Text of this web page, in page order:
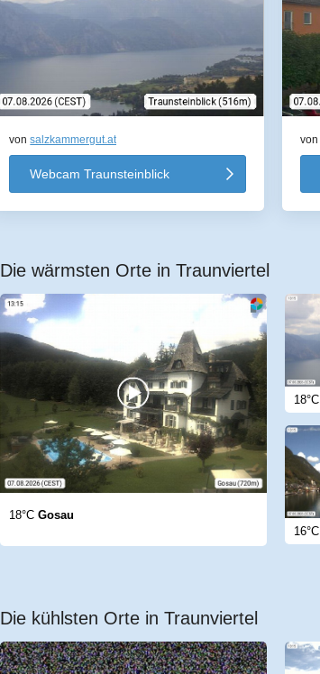
vonsalzkammergut.at
Webcam Traunsteinblick
von
Die wärmsten Orte in Traunviertel
18°C Gosau
18°C
16°C
Die kühlsten Orte in Traunviertel